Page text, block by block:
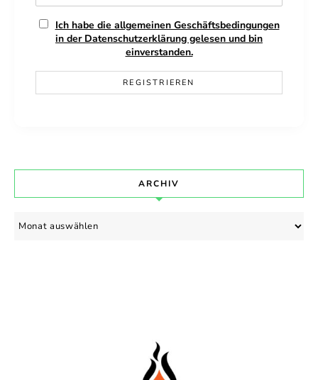
Ich habe die allgemeinen Geschäftsbedingungen
in der Datenschutzerklärung gelesen und bin
einverstanden.
ARCHIV
Archiv